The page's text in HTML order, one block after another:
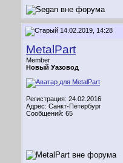
14.02.2019, 14:28
MetalPart
Member
Новый Уазовод
Регистрация: 24.02.2016
Адрес: Санкт-Петербург
Сообщений: 65